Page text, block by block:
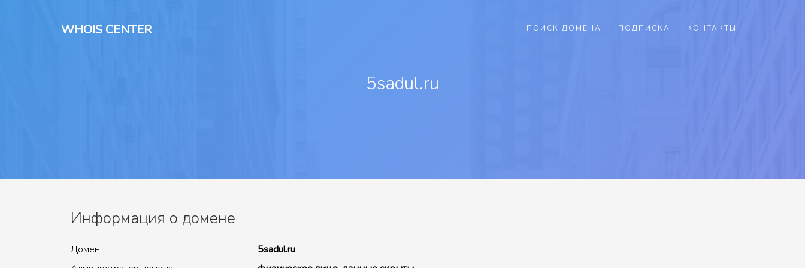
WHOIS CENTER ПОИСК ДОМЕНА ПОДПИСКА КОНТАКТЫ
5sadul.ru
Информация о домене
Домен:
5sadul.ru